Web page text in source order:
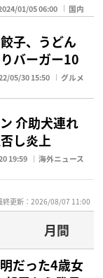
01/05 06:00 国内
子、うどん
バーガー10
05/30 15:50 グルメ
介助犬連れ
し炎上
19:59 海外ニュース
終更新：2026/08/07 11:00
月間
だった4歳女